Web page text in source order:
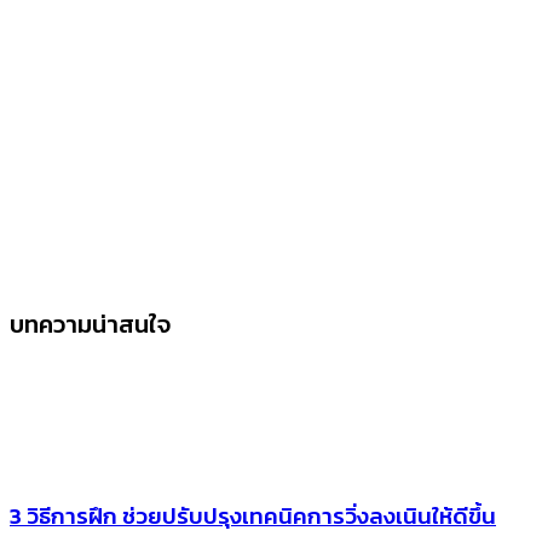
บทความน่าสนใจ
3 วิธีการฝึก ช่วยปรับปรุงเทคนิคการวิ่งลงเนินให้ดีขึ้น